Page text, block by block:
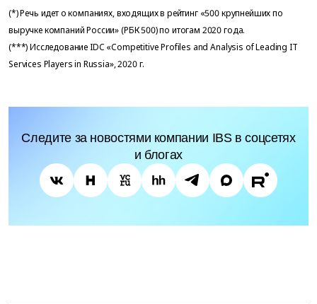
(*) Речь идет о компаниях, входящих в рейтинг «500 крупнейших по
выручке компаний России» (РБК 500) по итогам 2020 года.
(***) Исследование IDC «Competitive Profiles and Analysis of Leading IT
Services Players in Russia», 2020 г.
Следите за новостями компании IBS в соцсетях
и блогах